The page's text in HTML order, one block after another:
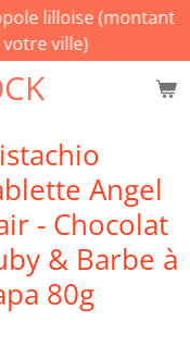
lilloise (montant
ville)
Angel
- Chocolat
& Barbe à
80g